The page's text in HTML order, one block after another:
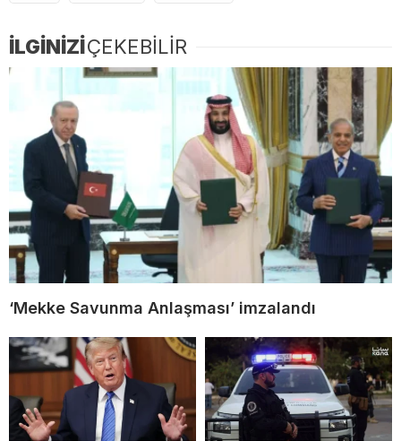
İLGİNİZİÇEKEBİLİR
‘Mekke Savunma Anlaşması’ imzalandı